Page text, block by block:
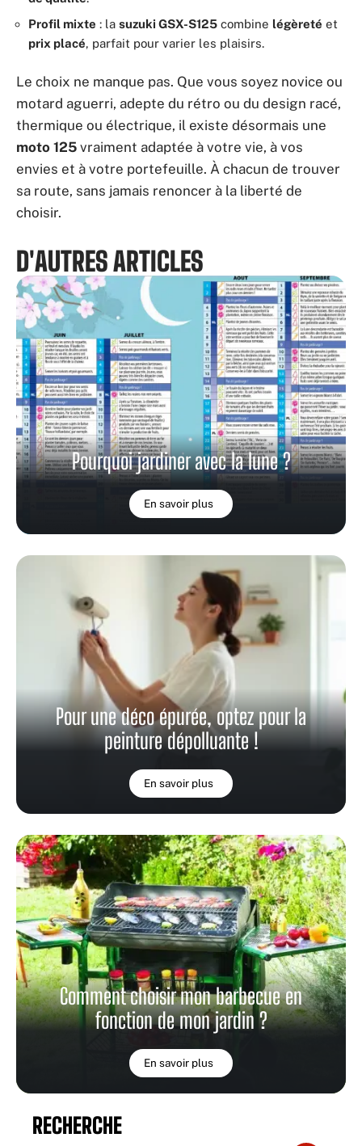
Profil mixte : la suzuki GSX-S125 combine légèreté et
prix placé, parfait pour varier les plaisirs.
Le choix ne manque pas. Que vous soyez novice ou
motard aguerri, adepte du rétro ou du design racé,
thermique ou électrique, il existe désormais une
moto 125 vraiment adaptée à votre vie, à vos
envies et à votre portefeuille. À chacun de trouver
sa route, sans jamais renoncer à la liberté de
choisir.
D'AUTRES ARTICLES
Pourquoi jardiner avec la lune ?
En savoir plus
Pour une déco épurée, optez pour la
peinture dépolluante !
En savoir plus
Comment choisir mon barbecue en
fonction de mon jardin ?
En savoir plus
RECHERCHE